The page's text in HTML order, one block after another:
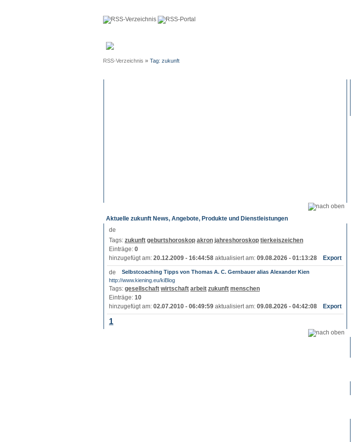
RSS-Verzeichnis » Tag: zukunft
Aktuelle zukunft News, Angebote, Produkte und Dienstleistungen
Tags: zukunft geburtshoroskop akron jahreshoroskop tierkeiszeichen
Einträge: 0
hinzugefügt am: 20.12.2009 - 16:44:58 aktualisiert am: 09.08.2026 - 01:13:28 Export
Selbstcoaching Tipps von Thomas A. C. Gernbauer alias Alexander Kien
http://www.kiening.eu/kiBlog
Tags: gesellschaft wirtschaft arbeit zukunft menschen
Einträge: 10
hinzugefügt am: 02.07.2010 - 06:49:59 aktualisiert am: 09.08.2026 - 04:42:08 Export
1